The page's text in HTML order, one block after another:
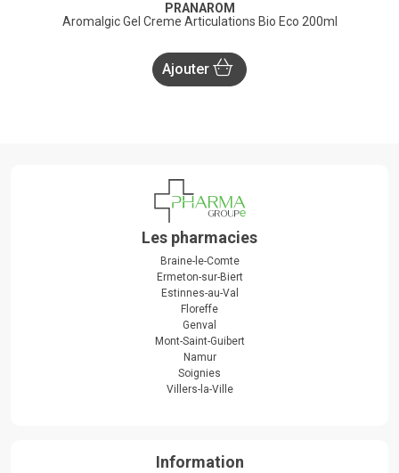
PRANAROM
Aromalgic Gel Creme Articulations Bio Eco 200ml
Ajouter
Les pharmacies
Braine-le-Comte
Ermeton-sur-Biert
Estinnes-au-Val
Floreffe
Genval
Mont-Saint-Guibert
Namur
Soignies
Villers-la-Ville
Information